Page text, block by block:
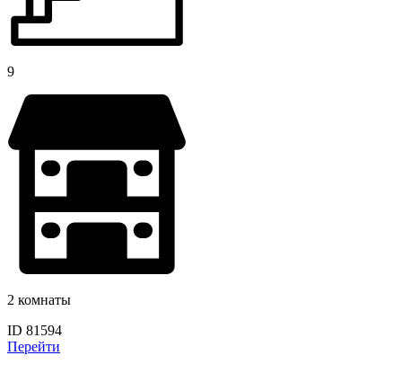
9
2 комнаты
ID 81594
Перейти